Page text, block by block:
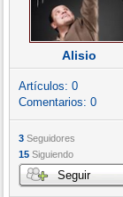
Alisio
Artículos: 0
Comentarios: 0
3 Seguidores
15 Siguiendo
Seguir